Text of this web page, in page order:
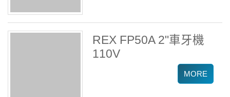
REX FP50A 2"車牙機
110V